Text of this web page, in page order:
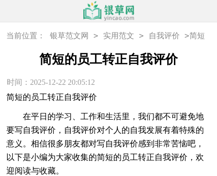
当前位置： 银草范文网 > 实用范文 > 自我评价 >简短
的员工转正自我评价
简短的员工转正自我评价
时间：2025-12-22 20:05:12
简短的员工转正自我评价
在平日的学习、工作和生活里，我们都不可避免地
要写自我评价，自我评价对个人的自我发展有着特殊的
意义。相信很多朋友都对写自我评价感到非常苦恼吧，
以下是小编为大家收集的简短的员工转正自我评价，欢
迎阅读与收藏。